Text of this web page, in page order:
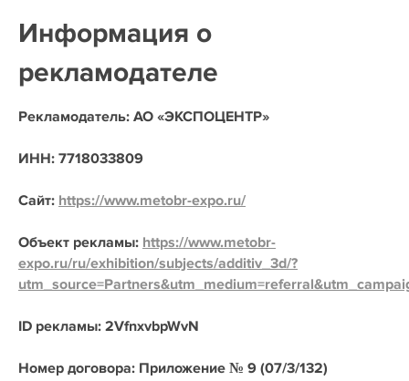
Информация о
рекламодателе
Рекламодатель: АО «ЭКСПОЦЕНТР»
ИНН: 7718033809
Сайт: https://www.metobr-expo.ru/
Объект рекламы: https://www.metobr-
expo.ru/ru/exhibition/subjects/additiv_3d/?
ID рекламы: 2VfnxvbpWvN
Номер договора: Приложение № 9 (07/3/132)